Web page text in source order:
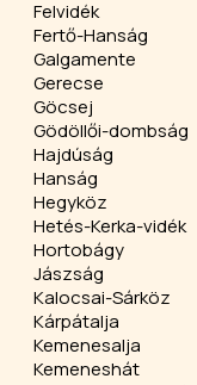
Felvidék
Fertő-Hanság
Galgamente
Gerecse
Göcsej
Gödöllői-dombság
Hajdúság
Hanság
Hegyköz
Hetés-Kerka-vidék
Hortobágy
Jászság
Kalocsai-Sárköz
Kárpátalja
Kemenesalja
Kemeneshát